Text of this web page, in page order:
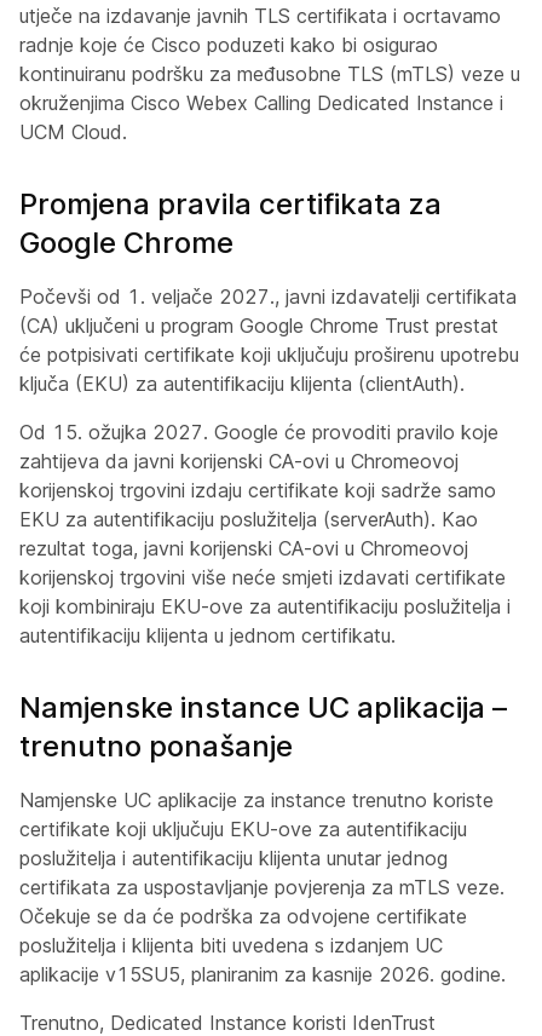
utječe na izdavanje javnih TLS certifikata i ocrtavamo
radnje koje će Cisco poduzeti kako bi osigurao
kontinuiranu podršku za međusobne TLS (mTLS) veze u
okruženjima Cisco Webex Calling Dedicated Instance i
UCM Cloud.
Promjena pravila certifikata za
Google Chrome
Počevši od 1. veljače 2027., javni izdavatelji certifikata
(CA) uključeni u program Google Chrome Trust prestat
će potpisivati certifikate koji uključuju proširenu upotrebu
ključa (EKU) za autentifikaciju klijenta (clientAuth).
Od 15. ožujka 2027. Google će provoditi pravilo koje
zahtijeva da javni korijenski CA-ovi u Chromeovoj
korijenskoj trgovini izdaju certifikate koji sadrže samo
EKU za autentifikaciju poslužitelja (serverAuth). Kao
rezultat toga, javni korijenski CA-ovi u Chromeovoj
korijenskoj trgovini više neće smjeti izdavati certifikate
koji kombiniraju EKU-ove za autentifikaciju poslužitelja i
autentifikaciju klijenta u jednom certifikatu.
Namjenske instance UC aplikacija –
trenutno ponašanje
Namjenske UC aplikacije za instance trenutno koriste
certifikate koji uključuju EKU-ove za autentifikaciju
poslužitelja i autentifikaciju klijenta unutar jednog
certifikata za uspostavljanje povjerenja za mTLS veze.
Očekuje se da će podrška za odvojene certifikate
poslužitelja i klijenta biti uvedena s izdanjem UC
aplikacije v15SU5, planiranim za kasnije 2026. godine.
Trenutno, Dedicated Instance koristi IdenTrust